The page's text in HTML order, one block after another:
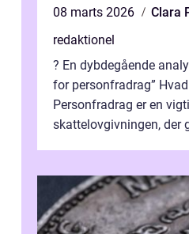
08 marts 2026
Clara
redaktionel
? En dybdegående
for personfradrag”
Personfradrag er en
skattelovgivningen, der